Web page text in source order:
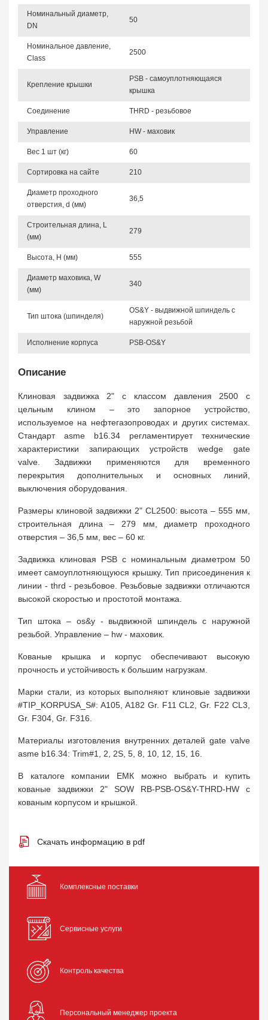
Номинальный диаметр,
DN
50
Номинальное давление,
Class
2500
Крепление крышки
PSB - самоуплотняющаяся
крышка
Соединение THRD - резьбовое
Управление HW - маховик
Вес 1 шт (кг) 60
Сортировка на сайте 210
Диаметр проходного
отверстия, d (мм)
36,5
Строительная длина, L
(мм)
279
Высота, Н (мм) 555
Диаметр маховика, W
(мм)
340
Тип штока (шпинделя)
OS&Y - выдвижной шпиндель с
наружной резьбой
Исполнение корпуса PSB-OS&Y
Описание
Клиновая задвижка 2" с классом давления 2500 с
цельным клином – это запорное устройство,
используемое на нефтегазопроводах и других системах.
Стандарт asme b16.34 регламентирует технические
характеристики запирающих устройств wedge gate
valve. Задвижки применяются для временного
перекрытия дополнительных и основных линий,
выключения оборудования.
Размеры клиновой задвижки 2" CL2500: высота – 555 мм,
строительная длина – 279 мм, диаметр проходного
отверстия – 36,5 мм, вес – 60 кг.
Задвижка клиновая PSB с номинальным диаметром 50
имеет самоуплотняющуюся крышку. Тип присоединения к
линии - thrd - резьбовое. Резьбовые задвижки отличаются
высокой скоростью и простотой монтажа.
Тип штока – os&y - выдвижной шпиндель с наружной
резьбой. Управление – hw - маховик.
Кованые крышка и корпус обеспечивают высокую
прочность и устойчивость к большим нагрузкам.
Марки стали, из которых выполняют клиновые задвижки
#TIP_KORPUSA_S#: A105, A182 Gr. F11 CL2, Gr. F22 CL3,
Gr. F304, Gr. F316.
Материалы изготовления внутренних деталей gate valve
asme b16.34: Trim#1, 2, 2S, 5, 8, 10, 12, 15, 16.
В каталоге компании ЕМК можно выбрать и купить
кованые задвижки 2" SOW RB-PSB-OS&Y-THRD-HW с
кованым корпусом и крышкой.
Скачать информацию в pdf
Комплексные поставки
Сервисные услуги
Контроль качества
Персональный менеджер проекта